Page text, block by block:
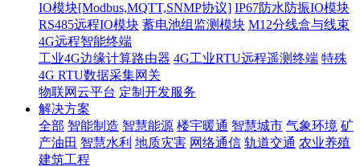
IO模块[Modbus,MQTT,SNMP协议] IP67防水防振IO模块
RS485远程IO模块 蓄电池组监测模块 M12分线盒与线束
4G远程智能终端
工业4G边缘计算路由器 4G工业RTU远程遥测终端 特殊
4G RTU数据采集网关
物联网云平台 定制开发服务
解决方案
全部 智能制造 智慧能源 楼宇暖通 智慧城市 气象环境 矿
产油田 智慧水利 地质灾害 网络通信 轨道交通 农业养殖
建筑工程